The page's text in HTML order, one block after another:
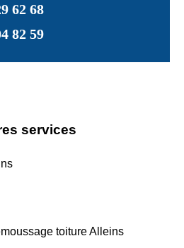
62 68
82 59
services
toiture Alleins